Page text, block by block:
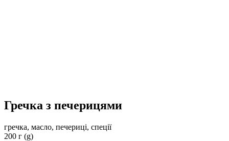
Гречка з печерицями
гречка, масло, печериці, спеції
200 г (g)